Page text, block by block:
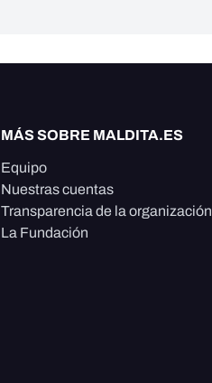
MÁS SOBRE MALDITA.ES
Equipo
Nuestras cuentas
Transparencia de la organización
La Fundación